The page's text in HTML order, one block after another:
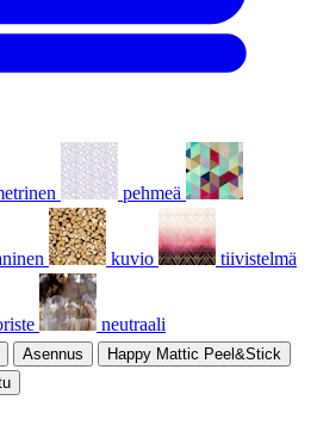
pehmeä
kuvio tiivistelmä
neutraali
Asennus
Happy Mattic Peel&Stick